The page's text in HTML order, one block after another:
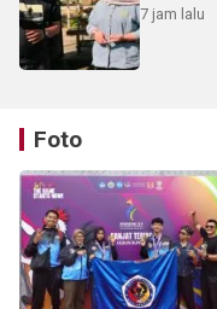
7 jam lalu
Foto